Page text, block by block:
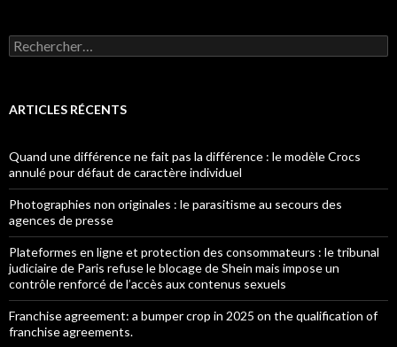
Rechercher :
ARTICLES RÉCENTS
Quand une différence ne fait pas la différence : le modèle Crocs
annulé pour défaut de caractère individuel
Photographies non originales : le parasitisme au secours des
agences de presse
Plateformes en ligne et protection des consommateurs : le tribunal
judiciaire de Paris refuse le blocage de Shein mais impose un
contrôle renforcé de l’accès aux contenus sexuels
Franchise agreement: a bumper crop in 2025 on the qualification of
franchise agreements.